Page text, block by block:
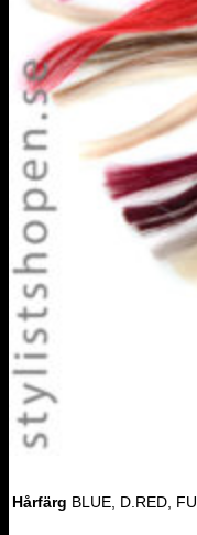
Hårfärg BLUE, D.RED,